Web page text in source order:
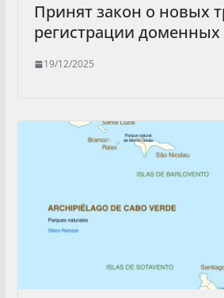
Принят закон о новых
регистрации
19/12/2025